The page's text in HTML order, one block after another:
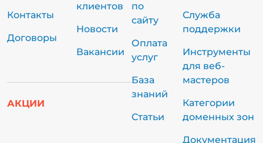
Контакты
Договоры
клиентов
Новости
Вакансии
АКЦИИ
по
сайту
Оплата
услуг
База
знаний
Статьи
Служба
поддержки
Инструменты
для веб-
мастеров
Категории
доменных зон
Документация